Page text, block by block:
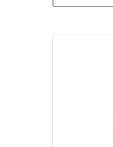
on: